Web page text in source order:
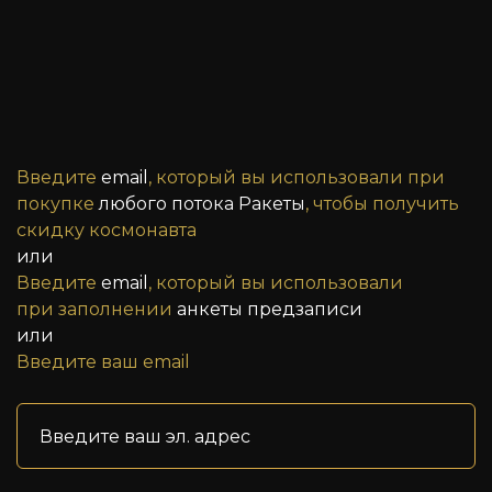
Введите email , который вы использовали при
покупкелюбого потока Ракеты, чтобы получить
скидку космонавта
или
Введите email , который вы использовали
при заполнении анкеты предзаписи
или
Введите ваш email